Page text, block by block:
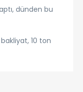
dünden bu
10 ton